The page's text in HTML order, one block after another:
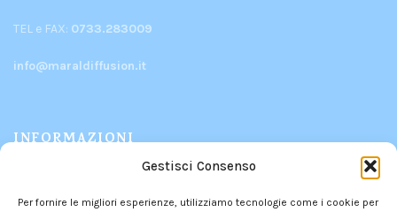
Gestisci Consenso
Per fornire le migliori esperienze, utilizziamo tecnologie come i cookie per
TEL e FAX: 0733.283009
info@maraldiffusion.it
INFORMAZIONI
CHI SIAMO